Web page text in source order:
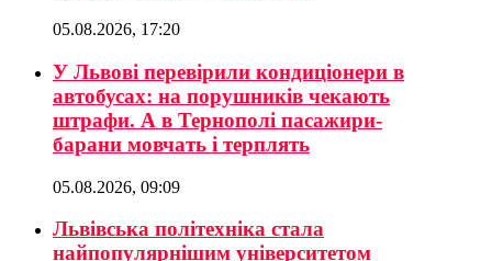
05.08.2026, 17:20
У Львові перевірили кондиціонери в
автобусах: на порушників чекають
штрафи. А в Тернополі пасажири-
барани мовчать і терплять
05.08.2026, 09:09
Львівська політехніка стала
найпопулярнішим університетом